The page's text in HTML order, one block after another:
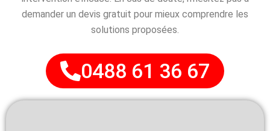
demander un devis gratuit pour mieux comprendre les
solutions proposées.
0488 61 36 67